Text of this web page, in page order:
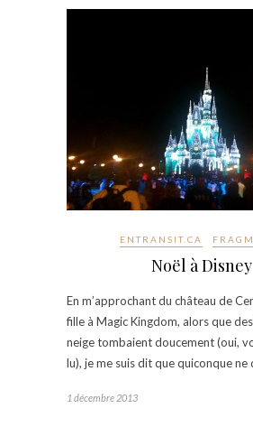
ENTRANSIT.CA
Noël à Disney
En m’approchant du château de
fille à Magic Kingdom, alors que
neige tombaient doucement (oui,
lu), je me suis dit que quiconque
1 décembre 2013